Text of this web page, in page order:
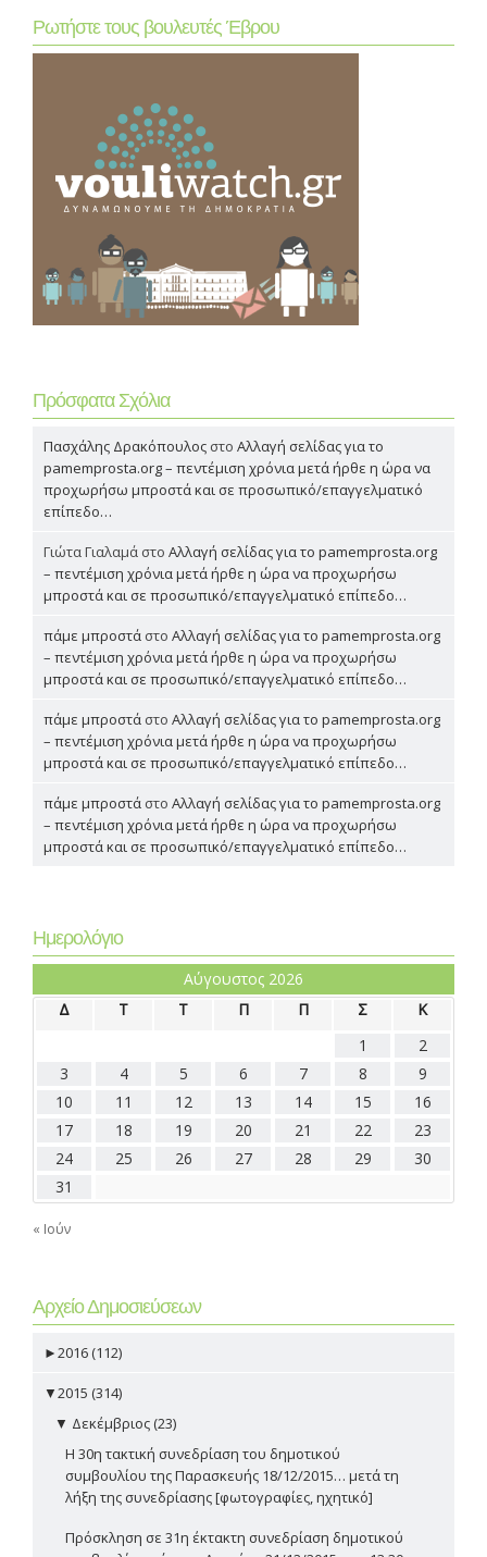
Ρωτήστε τους βουλευτές Έβρου
Πρόσφατα Σχόλια
Πασχάλης Δρακόπουλος στο Αλλαγή σελίδας για το
pamemprosta.org – πεντέμιση χρόνια μετά ήρθε η ώρα να
προχωρήσω μπροστά και σε προσωπικό/επαγγελματικό
επίπεδο…
Γιώτα Γιαλαμά στο Αλλαγή σελίδας για το pamemprosta.org
– πεντέμιση χρόνια μετά ήρθε η ώρα να προχωρήσω
μπροστά και σε προσωπικό/επαγγελματικό επίπεδο…
πάμε μπροστά στο Αλλαγή σελίδας για το pamemprosta.org
– πεντέμιση χρόνια μετά ήρθε η ώρα να προχωρήσω
μπροστά και σε προσωπικό/επαγγελματικό επίπεδο…
πάμε μπροστά στο Αλλαγή σελίδας για το pamemprosta.org
– πεντέμιση χρόνια μετά ήρθε η ώρα να προχωρήσω
μπροστά και σε προσωπικό/επαγγελματικό επίπεδο…
πάμε μπροστά στο Αλλαγή σελίδας για το pamemprosta.org
– πεντέμιση χρόνια μετά ήρθε η ώρα να προχωρήσω
μπροστά και σε προσωπικό/επαγγελματικό επίπεδο…
Ημερολόγιο
Αύγουστος 2026
Δ
Τ Τ Π Π Σ
Κ
1
2
3
4 5 6 7 8
9
10
11 12 13 14 15
16
17
18 19 20 21 22
23
24
25 26 27 28 29
30
31
« Ιούν
Αρχείο Δημοσιεύσεων
►2016 (112)
▼2015 (314)
▼ Δεκέμβριος (23)
Η 30η τακτική συνεδρίαση του δημοτικού
συμβουλίου της Παρασκευής 18/12/2015… μετά τη
λήξη της συνεδρίασης [φωτογραφίες, ηχητικό]
Πρόσκληση σε 31η έκτακτη συνεδρίαση δημοτικού